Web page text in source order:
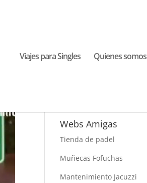
Viajes para Singles Quienes somos
Webs Amigas
Tienda de padel
Muñecas Fofuchas
Mantenimiento Jacuzzi